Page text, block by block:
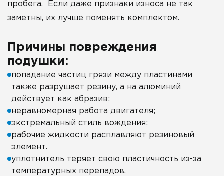
пробега. Если даже признаки износа не так
заметны, их лучше поменять комплектом.
Причины повреждения
подушки:
попадание частиц грязи между пластинами
также разрушает резину, а на алюминий
действует как абразив;
неравномерная работа двигателя;
экстремальный стиль вождения;
рабочие жидкости расплавляют резиновый
элемент.
уплотнитель теряет свою пластичность из-за
температурных перепадов.